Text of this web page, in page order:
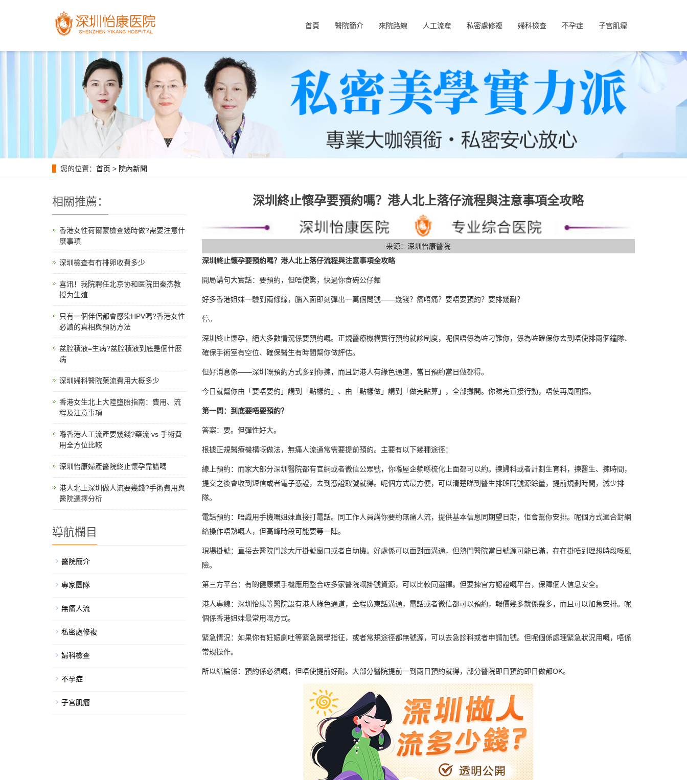
首頁 醫院簡介 來院路線 人工流産 私密處修複 婦科檢查 不孕症 子宮肌瘤
您的位置： 首页 > 院內新聞
深圳終止懷孕要預約嗎？港人北上落仔流程與注意事項全攻略
来源：深圳怡康醫院
深圳終止懷孕要預約嗎？港人北上落仔流程與注意事項全攻略
開局講句大實話：要預約，但唔使驚，快過你食碗公仔麵
好多香港姐妹一驗到兩條線，腦入面即刻彈出一萬個問號——幾錢？痛唔痛？要唔要預約？要排幾耐？
停。
深圳終止懷孕，絕大多數情況係要預約嘅。正規醫療機構實行預約就診制度，呢個唔係為咗刁難你，係為咗確保你去到唔使排兩個鐘隊、
確保手術室有空位、確保醫生有時間幫你做評估。
但好消息係——深圳嘅預約方式多到你揀，而且對港人有綠色通道，當日預約當日做都得。
今日就幫你由「要唔要約」講到「點樣約」、由「點樣做」講到「做完點算」，全部攤開。你睇完直接行動，唔使再周圍搵。
第一問：到底要唔要預約？
答案：要。但彈性好大。
根據正規醫療機構嘅做法，無痛人流通常需要提前預約。主要有以下幾種途徑：
線上預約：而家大部分深圳醫院都有官網或者微信公眾號，你喺屋企躺喺梳化上面都可以約。揀婦科或者計劃生育科，揀醫生、揀時間，
提交之後會收到短信或者電子憑證，去到憑證取號就得。呢個方式最方便，可以清楚睇到醫生排班同號源餘量，提前規劃時間，減少排
隊。
電話預約：唔識用手機嘅姐妹直接打電話。同工作人員講你要約無痛人流，提供基本信息同期望日期，佢會幫你安排。呢個方式適合對網
絡操作唔熟嘅人，但高峰時段可能要等一陣。
現場掛號：直接去醫院門診大厅掛號窗口或者自助機。好處係可以面對面溝通，但熱門醫院當日號源可能已滿，存在掛唔到理想時段嘅風
險。
第三方平台：有啲健康類手機應用整合咗多家醫院嘅掛號資源，可以比較同選擇。但要揀官方認證嘅平台，保障個人信息安全。
港人專線：深圳怡康等醫院設有港人綠色通道，全程廣東話溝通，電話或者微信都可以預約，報價幾多就係幾多，而且可以加急安排。呢
個係香港姐妹最常用嘅方式。
緊急情況：如果你有妊娠劇吐等緊急醫學指征，或者常規途徑都無號源，可以去急診科或者申請加號。但呢個係處理緊急狀況用嘅，唔係
常规操作。
所以結論係：預約係必須嘅，但唔使提前好耐。大部分醫院提前一到兩日預約就得，部分醫院即日預約即日做都OK。
相關推薦：
香港女性荷爾蒙檢查幾時做?需要注意什
麼事項
深圳檢查有冇排卵收費多少
喜讯！我院聘任北京协和医院田秦杰教
授为生殖
只有一個伴侶都會感染HPV嗎?香港女性
必讀的真相與預防方法
盆腔積液=生病?盆腔積液到底是個什麼
病
深圳婦科醫院藥流費用大概多少
香港女生北上大陸墮胎指南：費用、流
程及注意事項
喺香港人工流產要幾錢?藥流 vs 手術費
用全方位比較
深圳怡康婦產醫院終止懷孕靠譜嗎
港人北上深圳做人流要幾錢?手術費用與
醫院選擇分析
導航欄目
醫院簡介
專家團隊
無痛人流
私密處修複
婦科檢查
不孕症
子宮肌瘤